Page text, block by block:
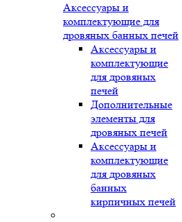
Аксессуары и
комплектующие для
дровяных банных печей
Аксессуары и
комплектующие
для дровяных
печей
Дополнительные
элементы для
дровяных печей
Аксессуары и
комплектующие
для дровяных
банных
кирпичных печей